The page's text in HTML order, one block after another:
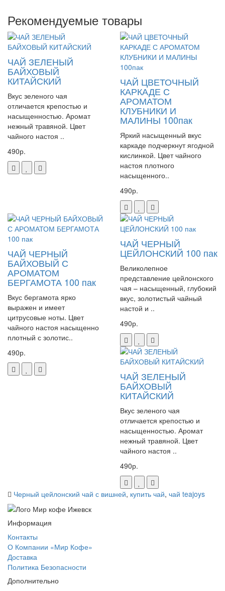
Рекомендуемые товары
ЧАЙ ЗЕЛЕНЫЙ
БАЙХОВЫЙ
КИТАЙСКИЙ
Вкус зеленого чая
отличается крепостью и
насыщенностью. Аромат
нежный травяной. Цвет
чайного настоя ..
490р.
ЧАЙ ЦВЕТОЧНЫЙ
КАРКАДЕ С
АРОМАТОМ
КЛУБНИКИ И
МАЛИНЫ 100пак
Яркий насыщенный вкус
каркаде подчеркнут ягодной
кислинкой. Цвет чайного
настоя плотного
насыщенного..
490р.
ЧАЙ ЧЕРНЫЙ
БАЙХОВЫЙ С
АРОМАТОМ
БЕРГАМОТА 100 пак
Вкус бергамота ярко
выражен и имеет
цитрусовые ноты. Цвет
чайного настоя насыщенно
плотный с золотис..
490р.
ЧАЙ ЧЕРНЫЙ
ЦЕЙЛОНСКИЙ 100 пак
Великолепное
представление цейлонского
чая – насыщенный, глубокий
вкус, золотистый чайный
настой и ..
490р.
ЧАЙ ЗЕЛЕНЫЙ
БАЙХОВЫЙ
КИТАЙСКИЙ
Вкус зеленого чая
отличается крепостью и
насыщенностью. Аромат
нежный травяной. Цвет
чайного настоя ..
490р.
Черный цейлонский чай с вишней, купить чай, чай teajoys
Информация
Контакты
О Компании «Мир Кофе»
Доставка
Политика Безопасности
Дополнительно